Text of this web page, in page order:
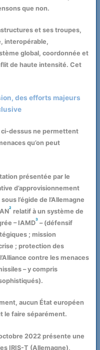
que non.
et ses troupes,
interopérable,
global, coordonnée et
de haute intensité. Cet
des efforts majeurs
ci-dessus ne permettent
qu’on peut
présentée par le
d’approvisionnement
l’égide de l’Allemagne
2relatif à un système de
– IAMD3 – (défensif
; mission
; protection des
contre les menaces
– y compris
aucun État européen
le faire séparément.
2022 présente une
IRIS-T (Allemagne),